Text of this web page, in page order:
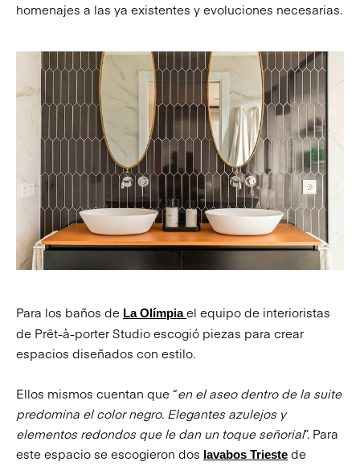
homenajes a las ya existentes y evoluciones necesarias.
Para los baños de La Olímpiael equipo de interioristas
de Prêt-à-porter Studio escogió piezas para crear
espacios diseñados con estilo.
Ellos mismos cuentan que “en el aseo dentro de la suite
predomina el color negro. Elegantes azulejos y
elementos redondos que le dan un toque señorial”. Para
este espacio se escogieron dos lavabos Trieste de